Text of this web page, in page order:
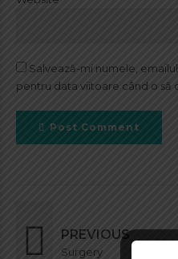
Salvează-mi numele,
pentru data viitoare când o să
Post Comment
PREVIOUS
Surgery